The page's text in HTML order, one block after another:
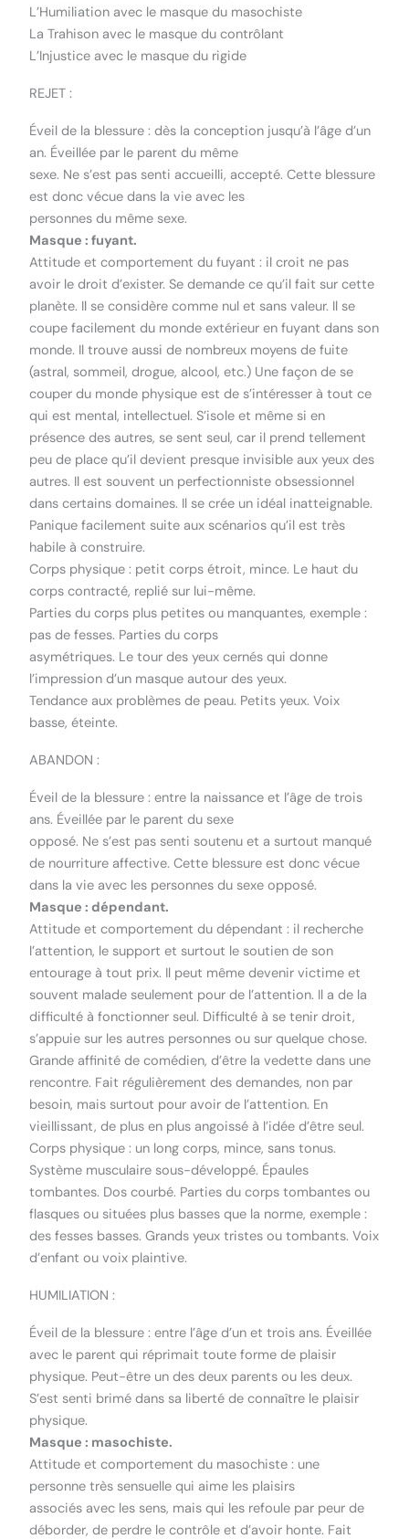
L’Humiliation avec le masque du masochiste
La Trahison avec le masque du contrôlant
L’Injustice avec le masque du rigide
REJET :
Éveil de la blessure : dès la conception jusqu’à l’âge d’un
an. Éveillée par le parent du même
sexe. Ne s’est pas senti accueilli, accepté. Cette blessure
est donc vécue dans la vie avec les
personnes du même sexe.
Masque : fuyant.
Attitude et comportement du fuyant : il croit ne pas
avoir le droit d’exister. Se demande ce qu’il fait sur cette
planète. Il se considère comme nul et sans valeur. Il se
coupe facilement du monde extérieur en fuyant dans son
monde. Il trouve aussi de nombreux moyens de fuite
(astral, sommeil, drogue, alcool, etc.) Une façon de se
couper du monde physique est de s’intéresser à tout ce
qui est mental, intellectuel. S’isole et même si en
présence des autres, se sent seul, car il prend tellement
peu de place qu’il devient presque invisible aux yeux des
autres. Il est souvent un perfectionniste obsessionnel
dans certains domaines. Il se crée un idéal inatteignable.
Panique facilement suite aux scénarios qu’il est très
habile à construire.
Corps physique : petit corps étroit, mince. Le haut du
corps contracté, replié sur lui-même.
Parties du corps plus petites ou manquantes, exemple :
pas de fesses. Parties du corps
asymétriques. Le tour des yeux cernés qui donne
l’impression d’un masque autour des yeux.
Tendance aux problèmes de peau. Petits yeux. Voix
basse, éteinte.
ABANDON :
Éveil de la blessure : entre la naissance et l’âge de trois
ans. Éveillée par le parent du sexe
opposé. Ne s’est pas senti soutenu et a surtout manqué
de nourriture affective. Cette blessure est donc vécue
dans la vie avec les personnes du sexe opposé.
Masque : dépendant.
Attitude et comportement du dépendant : il recherche
l’attention, le support et surtout le soutien de son
entourage à tout prix. Il peut même devenir victime et
souvent malade seulement pour de l’attention. Il a de la
difficulté à fonctionner seul. Difficulté à se tenir droit,
s’appuie sur les autres personnes ou sur quelque chose.
Grande affinité de comédien, d’être la vedette dans une
rencontre. Fait régulièrement des demandes, non par
besoin, mais surtout pour avoir de l’attention. En
vieillissant, de plus en plus angoissé à l’idée d’être seul.
Corps physique : un long corps, mince, sans tonus.
Système musculaire sous-développé. Épaules
tombantes. Dos courbé. Parties du corps tombantes ou
flasques ou situées plus basses que la norme, exemple :
des fesses basses. Grands yeux tristes ou tombants. Voix
d’enfant ou voix plaintive.
HUMILIATION :
Éveil de la blessure : entre l’âge d’un et trois ans. Éveillée
avec le parent qui réprimait toute forme de plaisir
physique. Peut-être un des deux parents ou les deux.
S’est senti brimé dans sa liberté de connaître le plaisir
physique.
Masque : masochiste.
Attitude et comportement du masochiste : une
personne très sensuelle qui aime les plaisirs
associés avec les sens, mais qui les refoule par peur de
déborder, de perdre le contrôle et d’avoir honte. Fait